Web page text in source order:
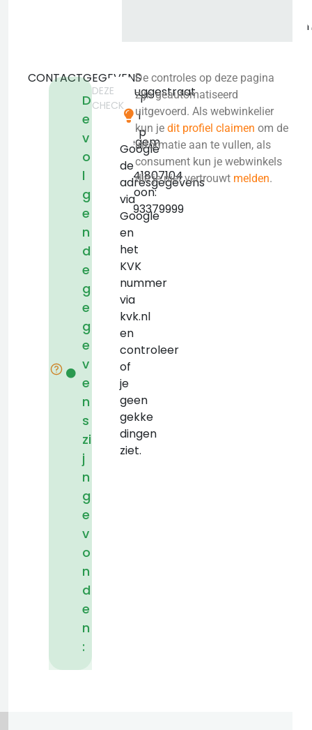
CONTACTGEGEVENS
D
e
v
o
l
g
e
n
d
e
g
e
g
e
v
e
n
s
zi
j
n
g
e
v
o
n
d
e
n
:
Ertbruggestraat
8
2110
Wijnegem
KVK:
BE0741807104
Telefoon:
+32493379999
T
i
p
Google
de
adresgegevens
via
Google
en
het
KVK
nummer
via
kvk.nl
en
controleer
of
je
geen
gekke
dingen
ziet.
DEZE
CHECK
De controles op deze pagina
zijn geautomatiseerd
uitgevoerd. Als webwinkelier
kun je dit profiel claimen om de
informatie aan te vullen, als
consument kun je webwinkels
die je niet vertrouwt melden.